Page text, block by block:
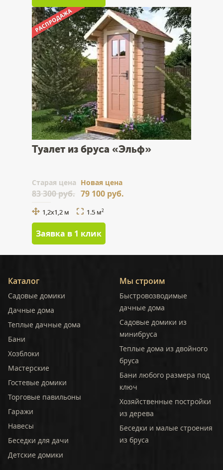
Туалет из бруса «Эльф»
Cтарая цена
83 300 руб.
Новая цена
79 100 руб.
1,2x1,2 м 1.5 м2
Заявка в 1 клик
Каталог
Садовые домики
Дачные дома
Теплые дачные дома
Бани
Хозблоки
Мастерские
Гостевые домики
Торговые павильоны
Гаражи
Навесы
Беседки для дачи
Детские домики
Мы строим
Быстровозводимые
дачные дома
Садовые домики из
минибруса
Теплые дома из двойного
бруса
Бани любого размера под
ключ
Хозяйственные постройки
из дерева
Беседки и малые строения
из бруса